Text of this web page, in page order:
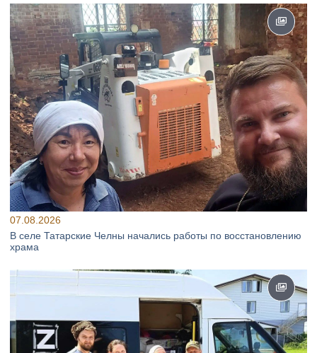
07.08.2026
В селе Татарские Челны начались работы по восстановлению
храма